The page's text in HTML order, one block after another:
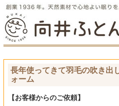
長年使ってきて羽毛の吹き出
ォーム
【お客様からのご依頼】